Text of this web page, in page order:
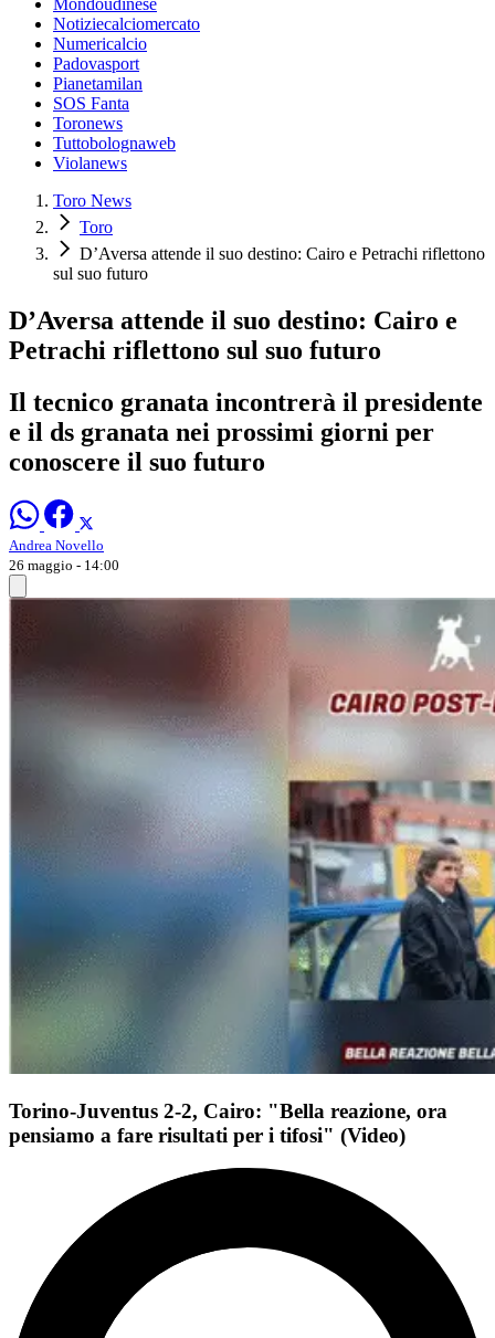
Mondoudinese
Notiziecalciomercato
Numericalcio
Padovasport
Pianetamilan
SOS Fanta
Toronews
Tuttobolognaweb
Violanews
Toro News
Toro
D’Aversa attende il suo destino: Cairo e Petrachi riflettono
sul suo futuro
D’Aversa attende il suo destino: Cairo e
Petrachi riflettono sul suo futuro
Il tecnico granata incontrerà il presidente
e il ds granata nei prossimi giorni per
conoscere il suo futuro
Andrea Novello
26 maggio - 14:00
Torino-Juventus 2-2, Cairo: "Bella reazione, ora
pensiamo a fare risultati per i tifosi" (Video)